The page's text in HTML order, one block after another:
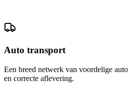
Auto transport
Een breed netwerk van voordelige
en correcte aflevering.